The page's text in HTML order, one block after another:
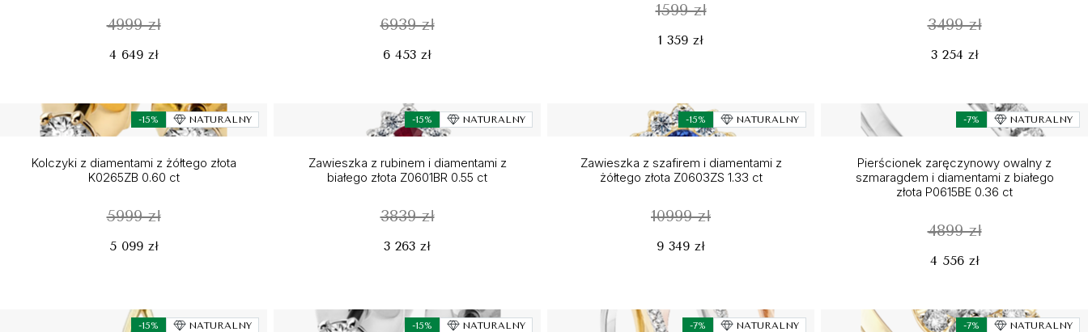
4999 zł
4 649 zł
6939 zł
6 453 zł
1599 zł
1 359 zł
3499 zł
3 254 zł
-15% NATURALNY
Kolczyki z diamentami z żółtego złota
K0265ZB 0.60 ct
5999 zł
5 099 zł
-15% NATURALNY
Zawieszka z rubinem i diamentami z
białego złota Z0601BR 0.55 ct
3839 zł
3 263 zł
-15% NATURALNY
Zawieszka z szafirem i diamentami z
żółtego złota Z0603ZS 1.33 ct
10999 zł
9 349 zł
-7% NATURALNY
Pierścionek zaręczynowy owalny z
szmaragdem i diamentami z białego
złota P0615BE 0.36 ct
4899 zł
4 556 zł
-15% NATURALNY -15% NATURALNY -7% NATURALNY -7% NATURALNY